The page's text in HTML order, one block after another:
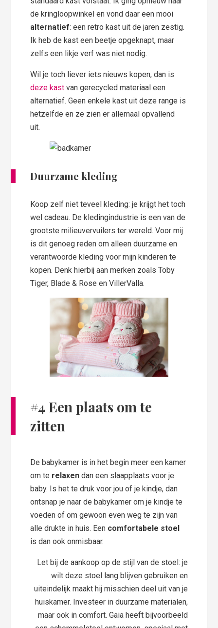
de kringloopwinkel en vond daar een mooi
alternatief: een retro kast uit de jaren zestig.
Ik heb de kast een beetje opgeknapt, maar
zelfs een likje verf was niet nodig.
Wil je toch liever iets nieuws kopen, dan is
deze kast van gerecycled materiaal een
alternatief. Geen enkele kast uit deze range is
hetzelfde en ze zien er allemaal opvallend
uit.
Duurzame kleding
Koop zelf niet teveel kleding: je krijgt het toch
wel cadeau. De kledingindustrie is een van de
grootste milieuvervuilers ter wereld. Voor mij
is dit genoeg reden om alleen duurzame en
verantwoorde kleding voor mijn kinderen te
kopen. Denk hierbij aan merken zoals Toby
Tiger, Blade & Rose en VillerValla.
#4 Een plaats om te
zitten
De babykamer is in het begin meer een kamer
om te relaxen dan een slaapplaats voor je
baby. Is het te druk voor jou of je kindje, dan
ontsnap je naar de babykamer om je kindje te
voeden of om gewoon even weg te zijn van
alle drukte in huis. Een comfortabele stoel
is dan ook onmisbaar.
Let bij de aankoop op de stijl van de stoel: je
wilt deze stoel lang blijven gebruiken en
uiteindelijk maakt hij misschien deel uit van je
huiskamer. Investeer in duurzame materialen,
maar ook in comfort. Gaia heeft bijvoorbeeld